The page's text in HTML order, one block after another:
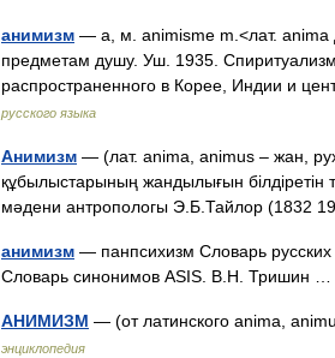
анимизм — а, м. animisme m.<лат.
предметам душу. Уш. 1935.
распространенного в Корее, Индии и
русского языка
Анимизм — (лат. аnima, animus – жан,
құбылыстарының жандылығын
мәдени антропологы Э.Б.Тайлор (1832
анимизм — панпсихизм Словарь
Словарь синонимов ASIS. В.Н. Тришин …
АНИМИЗМ — (от латинского anima,
энциклопедия